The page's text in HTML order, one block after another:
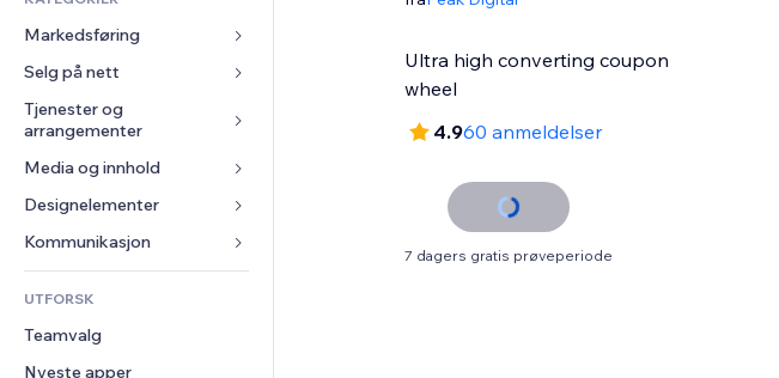
Markedsføring
Annonser
Mobil
Analyser
Sosiale medier
SEO
Engasjement
Nettstedsoppføringer
E-post
Konvertering
Selg på nett
Apper for butikker
Frakt og levering
Selg-knapper
Nettkurs
On-demand-utskrift
Regnskap
Kuponger og fordelsprogram
Lagerløsninger
Tjenester og
arrangementer
Hoteller
Arrangementer
Restauranter
Eiendom
Bookinger
Media og innhold
Galleri
Musikk
Podkaster
Fotografi
Video
PDF
Designelementer
Kart og navigasjon
Personvern og sikkerhet
Klokke
Sidemaler
Bildeeffekter
Skjemaer
Avstemninger
UTFORSK
Teamvalg
Nyeste apper
Ultra high converting coupon
wheel
4.960 anmeldelser
7 dagers gratis prøveperiode